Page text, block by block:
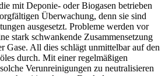
mit Deponie- oder Biogasen betrieben
Überwachung, denn sie sind
ausgesetzt. Probleme werden vor
stark schwankende Zusammensetzung
Gase. All dies schlägt unmittelbar auf den
durch. Mit einer regelmäßigen
Verunreinigungen zu neutralisieren